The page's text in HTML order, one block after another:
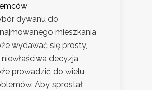
dywanu do
mieszkania
wydawać się prosty,
niewłaściwa decyzja
prowadzić do wielu
Aby sprostał